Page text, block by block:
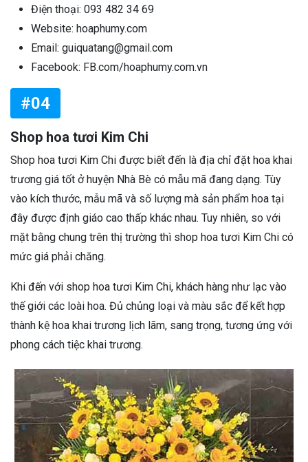
Điện thoại: 093 482 34 69
Website: hoaphumy.com
Email: guiquatang@gmail.com
Facebook: FB.com/hoaphumy.com.vn
#04
Shop hoa tươi Kim Chi
Shop hoa tươi Kim Chi được biết đến là địa chỉ đặt hoa khai
trương giá tốt ở huyện Nhà Bè có mẫu mã đang dạng. Tùy
vào kích thước, mẫu mã và số lượng mà sản phẩm hoa tại
đây được định giáo cao thấp khác nhau. Tuy nhiên, so với
mặt bằng chung trên thị trường thì shop hoa tươi Kim Chi có
mức giá phải chăng.
Khi đến với shop hoa tươi Kim Chi, khách hàng như lạc vào
thế giới các loài hoa. Đủ chủng loại và màu sắc để kết hợp
thành kệ hoa khai trương lịch lãm, sang trọng, tương ứng với
phong cách tiệc khai trương.